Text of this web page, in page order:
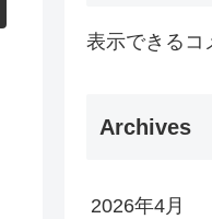
表示できるコ
Archives
2026年4月